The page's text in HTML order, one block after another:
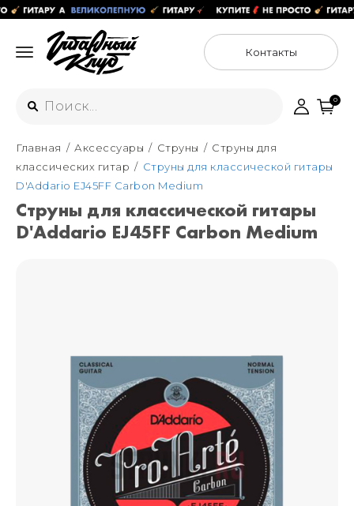
Контакты
Интернет-магазин
+7 (925) 125-54-44
Москва
+7 (925) 176-55-65
ул. Большая Новодмитровская 36с15,
Санкт-Петербург
0
Главная Аксессуары Струны
Струны для
классических гитар
Струны для классической гитары
D'Addario EJ45FF Carbon Medium
Струны для классической гитары
D'Addario EJ45FF Carbon Medium